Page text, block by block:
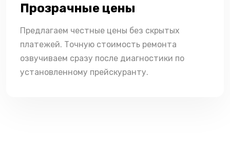
Прозрачные цены
Предлагаем честные цены без скрытых
платежей. Точную стоимость ремонта
озвучиваем сразу после диагностики по
установленному прейскуранту.